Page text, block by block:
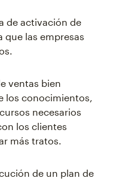
de activación de
que las empresas
ventas bien
los conocimientos,
necesarios
los clientes
más tratos.
de un plan de